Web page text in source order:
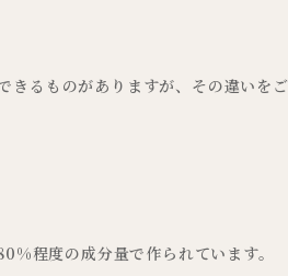
るものがありますが、その違いを
程度の成分量で作られています。